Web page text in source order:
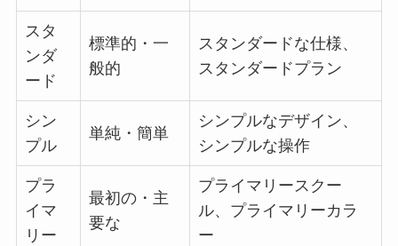
スタ
ンダ
ード
標準的・一
般的
スタンダードな仕様、
スタンダードプラン
シン
プル
単純・簡単
シンプルなデザイン、
シンプルな操作
プラ
イマ
リー
最初の・主
要な
プライマリースクー
ル、プライマリーカラ
ー